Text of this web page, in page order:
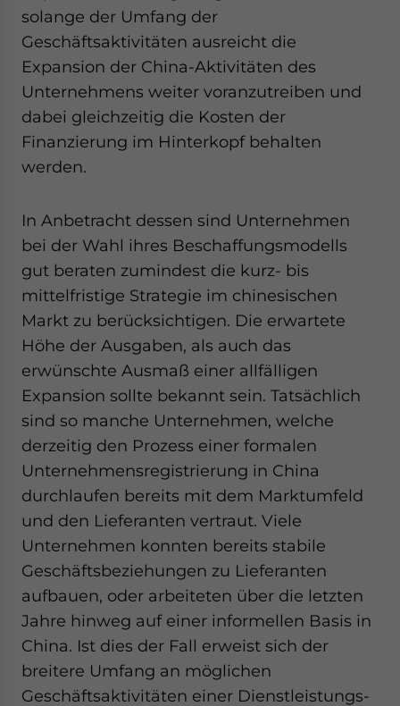
solange der Umfang der
Geschäftsaktivitäten ausreicht die
Expansion der China-Aktivitäten des
Unternehmens weiter voranzutreiben und
dabei gleichzeitig die Kosten der
Finanzierung im Hinterkopf behalten
werden.
In Anbetracht dessen sind Unternehmen
bei der Wahl ihres Beschaffungsmodells
gut beraten zumindest die kurz- bis
mittelfristige Strategie im chinesischen
Markt zu berücksichtigen. Die erwartete
Höhe der Ausgaben, als auch das
erwünschte Ausmaß einer allfälligen
Expansion sollte bekannt sein. Tatsächlich
sind so manche Unternehmen, welche
derzeitig den Prozess einer formalen
Unternehmensregistrierung in China
durchlaufen bereits mit dem Marktumfeld
und den Lieferanten vertraut. Viele
Unternehmen konnten bereits stabile
Geschäftsbeziehungen zu Lieferanten
aufbauen, oder arbeiteten über die letzten
Jahre hinweg auf einer informellen Basis in
China. Ist dies der Fall erweist sich der
breitere Umfang an möglichen
Geschäftsaktivitäten einer Dienstleistungs-